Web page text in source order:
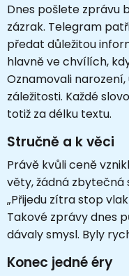
Dnes pošlete zprávu
zázrak. Telegram
předat důležitou
hlavně ve chvílích,
Oznamovali
záležitosti. Každé
totiž za délku textu.
Stručně a k věci
Právě kvůli ceně
věty, žádná zbytečná
„Přijedu zítra stop
Takové zprávy dnes
dávaly smysl. Byly
Konec jedné éry